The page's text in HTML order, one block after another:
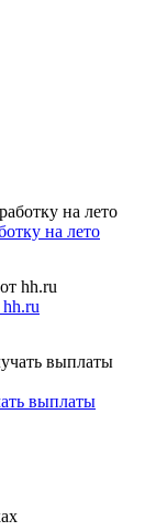
на лето
hh.ru
выплаты